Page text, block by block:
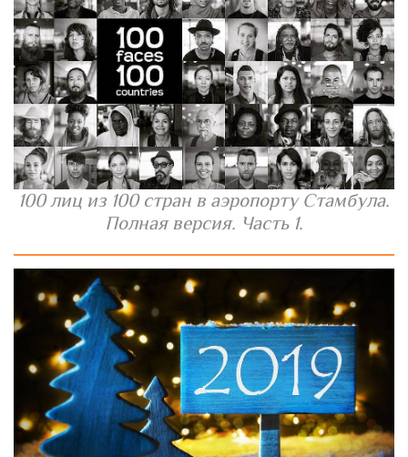
100 лиц из 100 стран в аэропорту Стамбула.
Полная версия. Часть 1.